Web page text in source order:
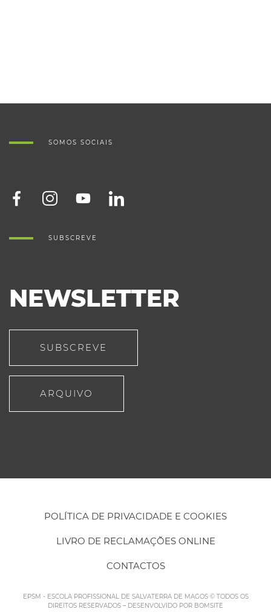
SOMOS SOCIAIS
SUBSCREVE
NEWSLETTER
SUBSCREVE
ARQUIVO
POLÍTICA DE PRIVACIDADE E COOKIES
LIVRO DE RECLAMAÇÕES ONLINE
CONTACTOS
EPSM - ESCOLA PROFISSIONAL DE SALVATERRA DE MAGOS © TODOS OS
DIREITOS RESERVADOS – DESENVOLVIDO POR BOMSITE